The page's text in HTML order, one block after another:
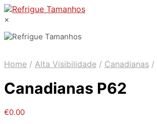
×
Home / Alta Visibilidade / Canadianas /
Canadianas P62
€0.00